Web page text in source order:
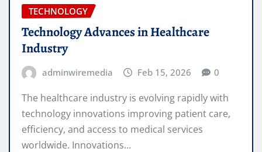
TECHNOLOGY
Technology Advances in Healthcare
Industry
adminwiremedia Feb 15, 2026 0
The healthcare industry is evolving rapidly with
technology innovations improving patient care,
efficiency, and access to medical services
worldwide. Innovations…